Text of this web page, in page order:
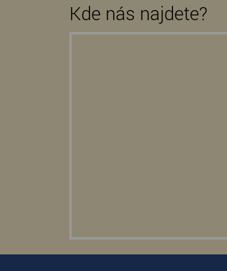
Kde nás najdete?